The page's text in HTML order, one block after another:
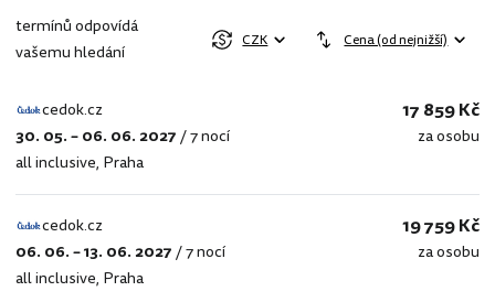
termínů odpovídá
vašemu hledání
CZK Cena (od nejnižší)
cedok.cz
cedok.cz
30. 05. – 06. 06. 2027/7 nocí
all inclusive, Praha
17 859 Kč
za osobu
cedok.cz
cedok.cz
06. 06. – 13. 06. 2027/7 nocí
all inclusive, Praha
19 759 Kč
za osobu